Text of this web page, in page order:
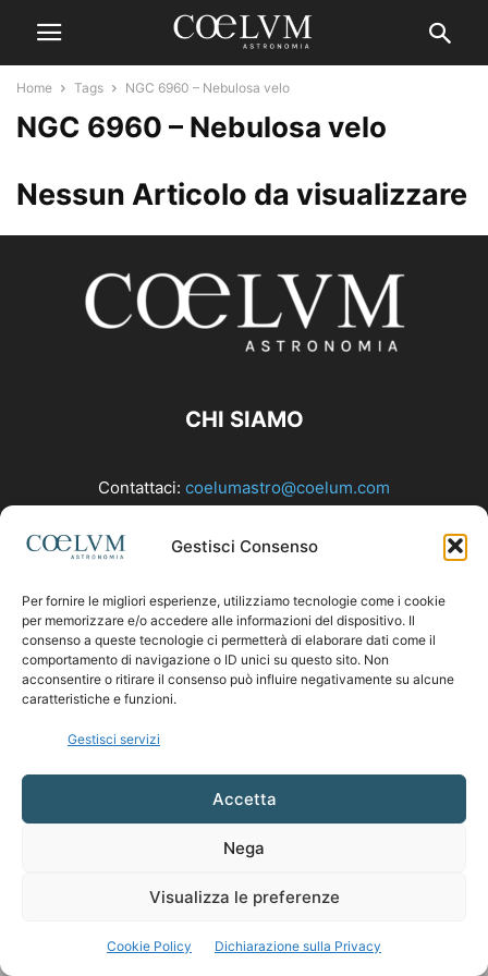
Gestisci Consenso
Per fornire le migliori esperienze, utilizziamo tecnologie come i cookie
per memorizzare e/o accedere alle informazioni del dispositivo. Il
consenso a queste tecnologie ci permetterà di elaborare dati come il
comportamento di navigazione o ID unici su questo sito. Non
acconsentire o ritirare il consenso può influire negativamente su alcune
caratteristiche e funzioni.
Gestisci servizi
Accetta
Nega
Visualizza le preferenze
Cookie Policy Dichiarazione sulla Privacy
Home Tags NGC 6960 – Nebulosa velo
NGC 6960 – Nebulosa velo
Nessun Articolo da visualizzare
CHI SIAMO
Contattaci: coelumastro@coelum.com
SEGUICI